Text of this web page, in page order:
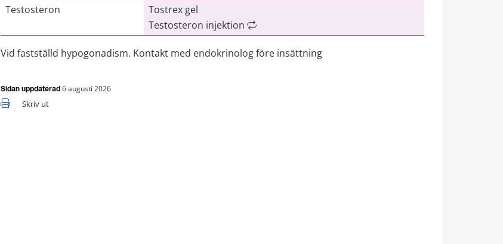
Testosteron
Tostrex gel
Testosteron injektion
Vid fastställd hypogonadism. Kontakt med endokrinolog före insättning
Sidan uppdaterad 6 augusti 2026
Skriv ut